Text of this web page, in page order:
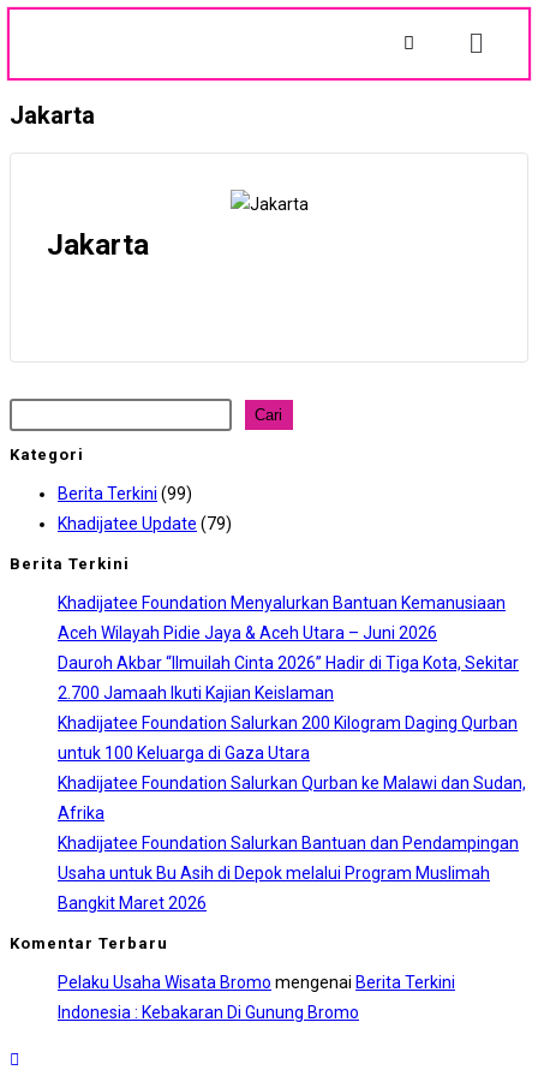
Jakarta
Jakarta
Cari
Kategori
Berita Terkini (99)
Khadijatee Update (79)
Berita Terkini
Khadijatee Foundation Menyalurkan Bantuan Kemanusiaan
Aceh Wilayah Pidie Jaya & Aceh Utara – Juni 2026
Dauroh Akbar “Ilmuilah Cinta 2026” Hadir di Tiga Kota, Sekitar
2.700 Jamaah Ikuti Kajian Keislaman
Khadijatee Foundation Salurkan 200 Kilogram Daging Qurban
untuk 100 Keluarga di Gaza Utara
Khadijatee Foundation Salurkan Qurban ke Malawi dan Sudan,
Afrika
Khadijatee Foundation Salurkan Bantuan dan Pendampingan
Usaha untuk Bu Asih di Depok melalui Program Muslimah
Bangkit Maret 2026
Komentar Terbaru
Pelaku Usaha Wisata Bromo mengenai Berita Terkini
Indonesia : Kebakaran Di Gunung Bromo